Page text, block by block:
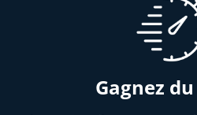
Gagnez